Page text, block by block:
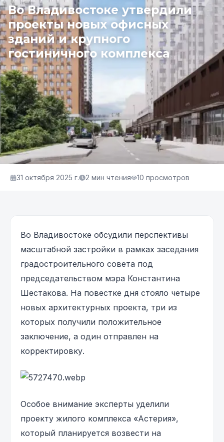
Во Владивостоке утвердили
проекты новых офисных
зданий и крупного
гостиничного комплекса
31 октября 2025 г. 2 мин чтения 10 просмотров
Во Владивостоке обсудили перспективы
масштабной застройки в рамках заседания
градостроительного совета под
председательством мэра Константина
Шестакова. На повестке дня стояло четыре
новых архитектурных проекта, три из
которых получили положительное
заключение, а один отправлен на
корректировку.
Особое внимание эксперты уделили
проекту жилого комплекса «Астерия»,
который планируется возвести на